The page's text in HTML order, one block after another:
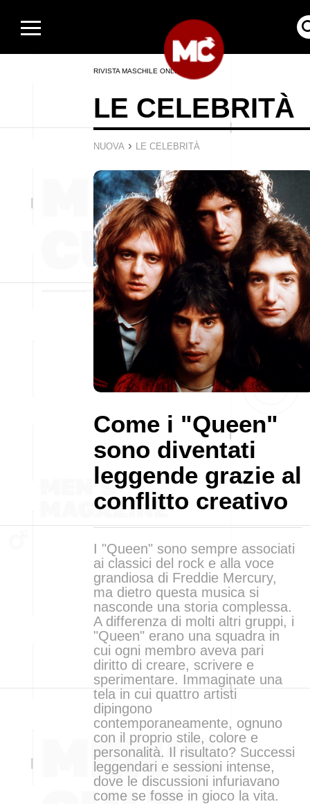
RIVISTA MASCHILE ONLINE
LE CELEBRITÀ
NUOVA › LE CELEBRITÀ
Come i "Queen"
sono diventati
leggende grazie al
conflitto creativo
I "Queen" sono sempre associati
ai classici del rock e alla voce
grandiosa di Freddie Mercury,
ma dietro questa musica si
nasconde una storia complessa.
A differenza di molti altri gruppi, i
"Queen" erano una squadra in
cui ogni membro aveva pari
diritto di creare, scrivere e
sperimentare. Immaginate una
tela in cui quattro artisti
dipingono
contemporaneamente, ognuno
con il proprio stile, colore e
personalità. Il risultato? Successi
leggendari e sessioni intense,
dove le discussioni infuriavano
come se fosse in gioco la vita.